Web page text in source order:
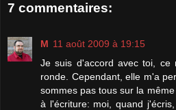
7 commentaires:
M 11 août 2009 à 19:15
Je suis d'accord avec toi, ce
ronde. Cependant, elle m'a
sommes pas tous sur la
à l'écriture: moi, quand